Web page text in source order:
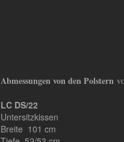
Abmessungen von den Polstern
LC DS/22
Untersitzkissen
Breite 101 cm